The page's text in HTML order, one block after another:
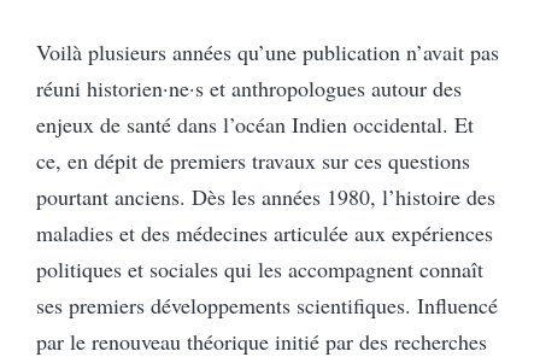
Voilà plusieurs années qu’une publication n’avait pas
réuni historien·ne·s et anthropologues autour des
enjeux de santé dans l’océan Indien occidental. Et
ce, en dépit de premiers travaux sur ces questions
pourtant anciens. Dès les années 1980, l’histoire des
maladies et des médecines articulée aux expériences
politiques et sociales qui les accompagnent connaît
ses premiers développements scientifiques. Influencé
par le renouveau théorique initié par des recherches